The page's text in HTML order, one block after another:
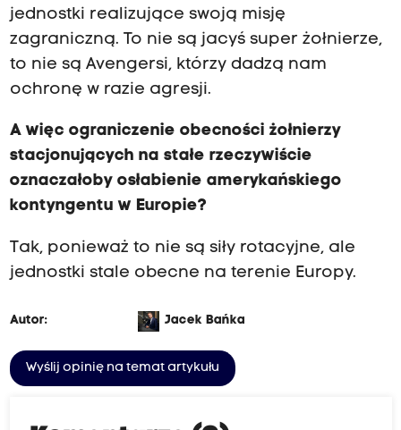
jednostki realizujące swoją misję
zagraniczną. To nie są jacyś super żołnierze,
to nie są Avengersi, którzy dadzą nam
ochronę w razie agresji.
A więc ograniczenie obecności żołnierzy
stacjonujących na stałe rzeczywiście
oznaczałoby osłabienie amerykańskiego
kontyngentu w Europie?
Tak, ponieważ to nie są siły rotacyjne, ale
jednostki stale obecne na terenie Europy.
Autor: Jacek Bańka
Wyślij opinię na temat artykułu